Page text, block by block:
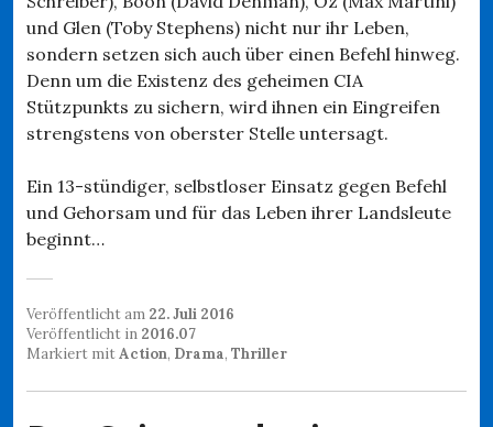
und Glen (Toby Stephens) nicht nur ihr Leben,
sondern setzen sich auch über einen Befehl hinweg.
Denn um die Existenz des geheimen CIA
Stützpunkts zu sichern, wird ihnen ein Eingreifen
strengstens von oberster Stelle untersagt.
Ein 13-stündiger, selbstloser Einsatz gegen Befehl
und Gehorsam und für das Leben ihrer Landsleute
beginnt…
Veröffentlicht am 22. Juli 2016
Veröffentlicht in 2016.07
Markiert mitAction, Drama, Thriller